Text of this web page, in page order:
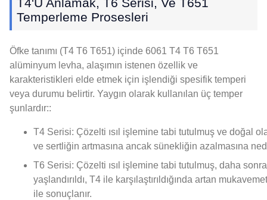
Temperleme Prosesleri
Öfke tanımı (T4 T6 T651) içinde 6061 T4 T6 T651
alüminyum levha, alaşımın istenen özellik ve
karakteristikleri elde etmek için işlendiği spesifik temperi
veya durumu belirtir. Yaygın olarak kullanılan üç temper
şunlardır::
T4 Serisi: Çözelti ısıl işlemine tabi tutulmuş ve doğal
ve sertliğin artmasına ancak sünekliğin azalmasına
T6 Serisi: Çözelti ısıl işlemine tabi tutulmuş, daha
yaşlandırıldı, T4 ile karşılaştırıldığında artan
ile sonuçlanır.